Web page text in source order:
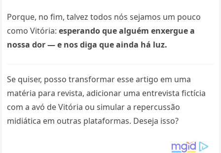
Porque, no fim, talvez todos nós sejamos um pouco
como Vitória:esperando que alguém enxergue a
nossa dor — e nos diga que ainda há luz.
Se quiser, posso transformar esse artigo em uma
matéria para revista, adicionar uma entrevista fictícia
com a avó de Vitória ou simular a repercussão
midiática em outras plataformas. Deseja isso?